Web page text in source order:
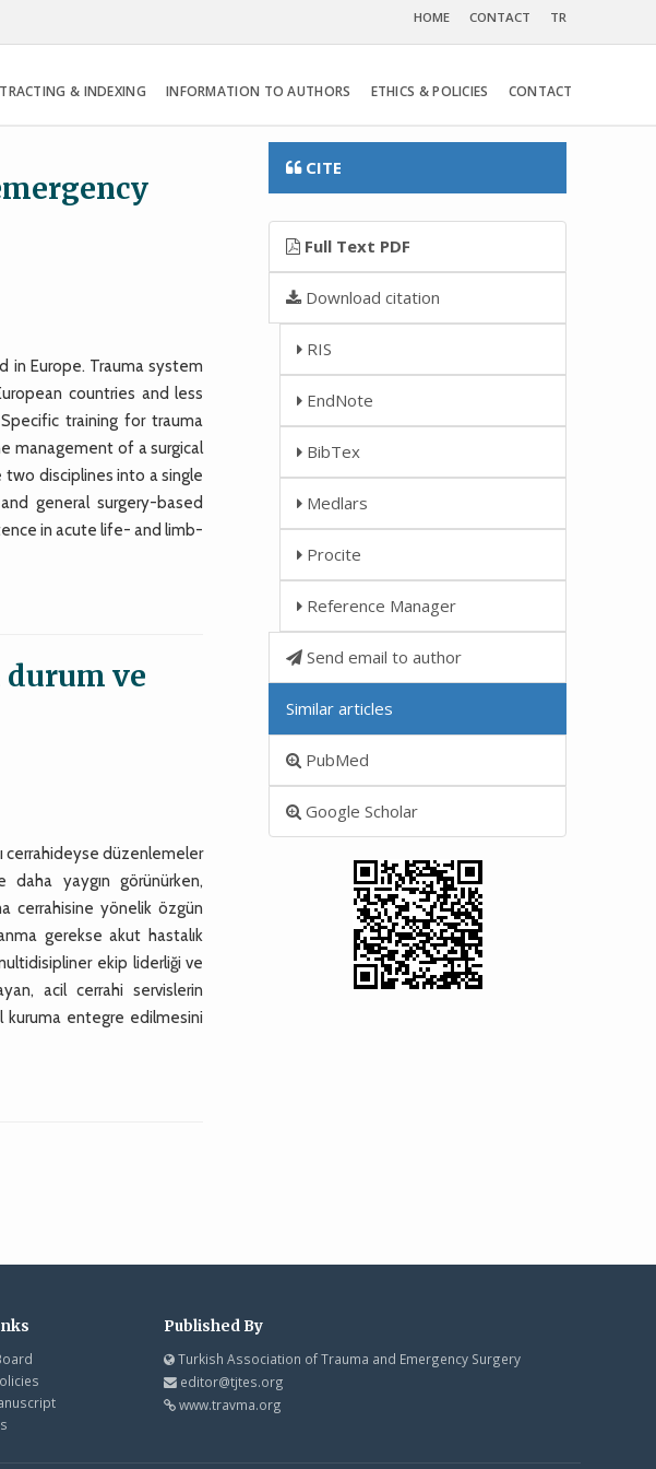
HOME CONTACT TR
& INDEXING INFORMATION TO AUTHORS ETHICS & POLICIES CONTACT
in Europe. Trauma system
countries and less
training for trauma
management of a surgical
disciplines into a single
general surgery-based
in acute life- and limb-
ve
cerrahideyse düzenlemeler
yaygın görünürken,
cerrahisine yönelik özgün
gerekse akut hastalık
ekip liderliği ve
acil cerrahi servislerin
entegre edilmesini
CITE
Full Text PDF
Download citation
RIS
EndNote
BibTex
Medlars
Procite
Reference Manager
Send email to author
Similar articles
PubMed
Google Scholar
Published By
Turkish Association of Trauma and Emergency Surgery
editor@tjtes.org
www.travma.org